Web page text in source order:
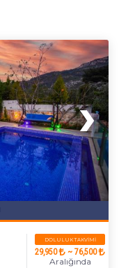
DOLULUK TAKVIMI
29,950 ~ 76,500
Aralığında